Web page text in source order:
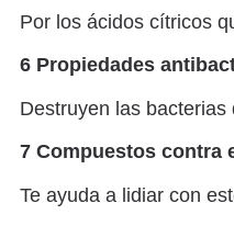
Por los ácidos cítricos
6 Propiedades
Destruyen las
7 Compuestos contra
Te ayuda a lidiar con